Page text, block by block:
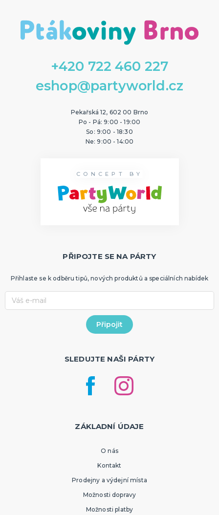
+420 722 460 227
eshop@partyworld.cz
Pekařská 12, 602 00 Brno
Po - Pá: 9:00 - 19:00
So: 9:00 - 18:30
Ne: 9:00 - 14:00
CONCEPT BY
PŘIPOJTE SE NA PÁRTY
Přihlaste se k odběru tipů, nových produktů a speciálních nabídek
SLEDUJTE NAŠI PÁRTY
ZÁKLADNÍ ÚDAJE
O nás
Kontakt
Prodejny a výdejní místa
Možnosti dopravy
Možnosti platby